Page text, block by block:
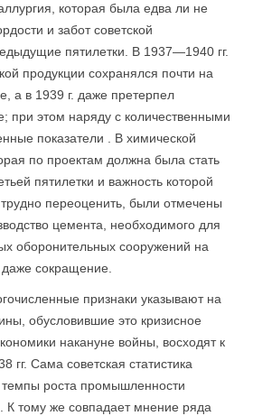
которая была едва ли не
и забот советской
пятилетки. В 1937—1940 гг.
продукции сохранялся почти на
а в 1939 г. даже претерпел
при этом наряду с количественными
показатели . В химической
по проектам должна была стать
пятилетки и важность которой
переоценить, были отмечены
цемента, необходимого для
оборонительных сооружений на
сокращение.
признаки указывают на
обусловившие это кризисное
накануне войны, восходят к
Сама советская статистика
темпы роста промышленности
К тому же совпадает мнение ряда